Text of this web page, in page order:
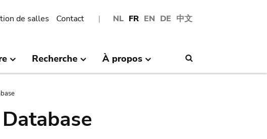
NL FR EN DE 中文
de salles Contact
Recherche À propos